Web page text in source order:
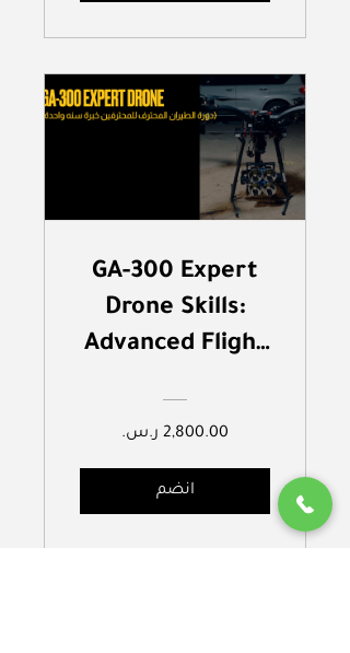
GA-300 Expert
Drone Skills:
Advanced Flight
دوره الدرون
انضم